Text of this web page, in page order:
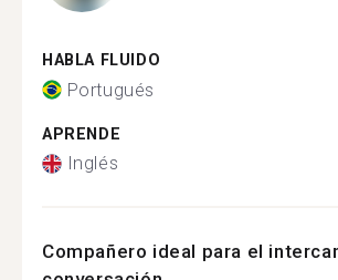
HABLA FLUIDO
Portugués
APRENDE
Inglés
Compañero ideal para el